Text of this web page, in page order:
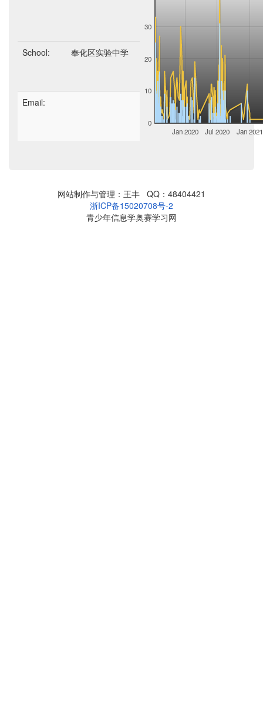
Jan 2020 Jul 2020 Jan 2021
0
10
20
30
School: 奉化区实验中学
Email:
网站制作与管理：王丰 QQ：48404421
浙ICP备15020708号-2
青少年信息学奥赛学习网